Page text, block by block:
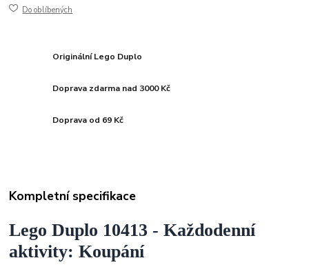
Do oblíbených
Originální Lego Duplo
Doprava zdarma nad 3000 Kč
Doprava od 69 Kč
Kompletní specifikace
Lego Duplo 10413 -Každodenní
aktivity: Koupání